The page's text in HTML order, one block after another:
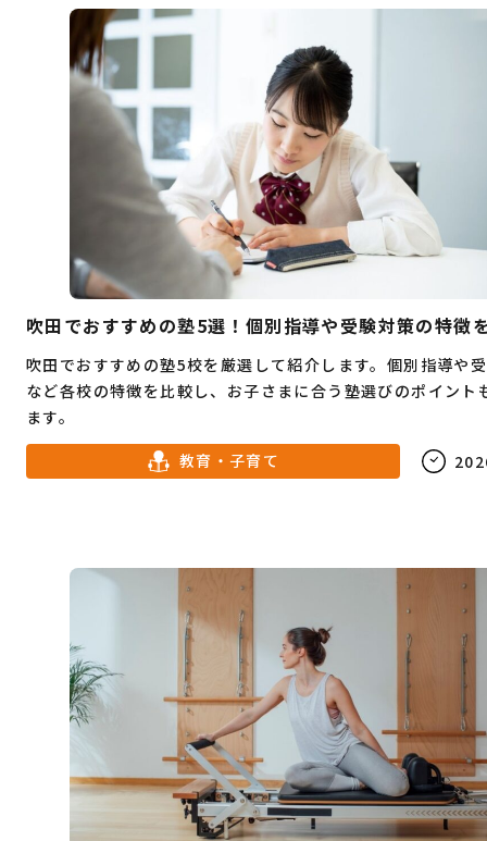
吹田でおすすめの塾5選！個別指導や受験対策の特徴
吹田でおすすめの塾5校を厳選して紹介します。個別指導や
など各校の特徴を比較し、お子さまに合う塾選びのポイント
ます。
教育・子育て